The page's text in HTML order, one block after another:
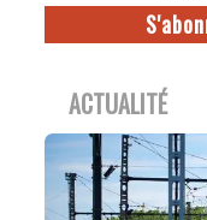
ACTUALITÉ